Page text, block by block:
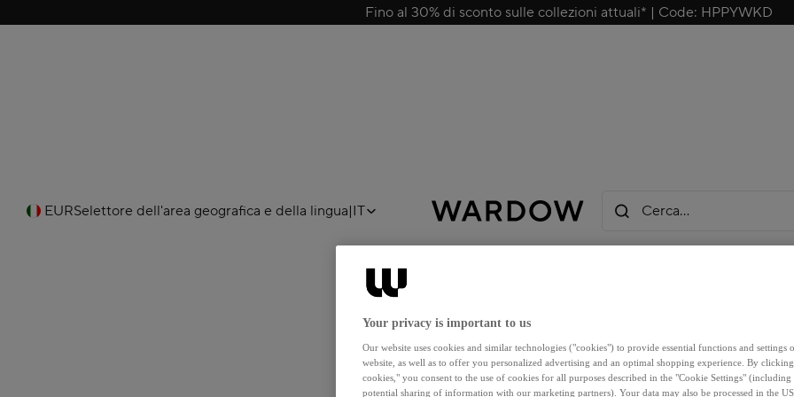
Fino al 30% di sconto sulle collezioni attuali* | Code: HPPYWKD
EURSelettore dell'area geografica e della lingua|IT Cerca…
Your privacy is important to us
Our website uses cookies and similar technologies ("cookies") to provide essential functions and settings
website, as well as to offer you personalized advertising and an optimal shopping experience. By
cookies," you consent to the use of cookies for all purposes described in the "Cookie Settings" (including
potential sharing of information with our marketing partners). Your data may also be processed in the